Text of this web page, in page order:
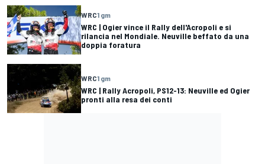
WRC1 gm
WRC | Ogier vince il Rally dell'Acropoli e si
rilancia nel Mondiale. Neuville beffato da una
doppia foratura
WRC1 gm
WRC | Rally Acropoli, PS12-13: Neuville ed Ogier
pronti alla resa dei conti